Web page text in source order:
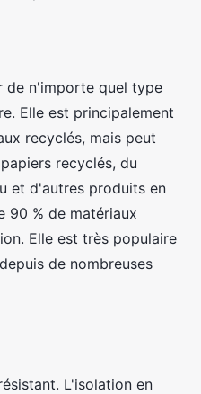
de n'importe quel type
Elle est principalement
recyclés, mais peut
recyclés, du
et d'autres produits en
90 % de matériaux
Elle est très populaire
de nombreuses
L'isolation en